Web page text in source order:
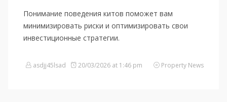
Понимание поведения китов поможет вам
минимизировать риски и оптимизировать свои
инвестиционные стратегии.
asdjj45lsad 20/03/2026 at 1:46 pm Property News